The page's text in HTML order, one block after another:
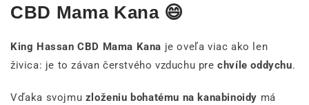
CBD Mama Kana 😄
King Hassan CBD Mama Kana je oveľa viac ako len
živica: je to závan čerstvého vzduchu prechvíle oddychu.
Vďaka svojmu zloženiu bohatému na kanabinoidy má